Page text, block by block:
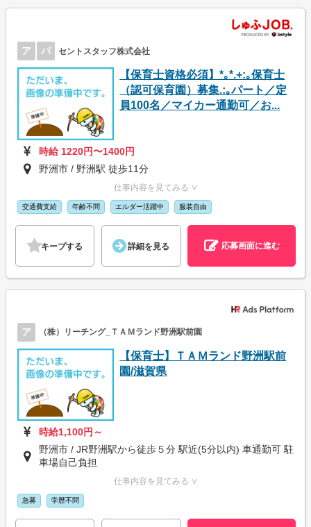
ア パ セントスタッフ株式会社
【保育士資格必須】*｡*.+:｡保育士
（認可保育園）募集.:｡パート／定
員100名／マイカー通勤可／お...
時給 1220円〜1400円
野洲市 / 野洲駅 徒歩11分
仕事内容を見てみる ∨
交通費支給 年齢不問 エルダー活躍中 服装自由
キープする 詳細を見る 応募画面に進む
ア （株）リーチング_ＴＡＭランド野洲駅前園
【保育士】ＴＡＭランド野洲駅前
園/滋賀県
時給1,100円～
野洲市 / JR野洲駅から徒歩５分 駅近(5分以内) 車通勤可 駐
車場自己負担
仕事内容を見てみる ∨
急募 学歴不問